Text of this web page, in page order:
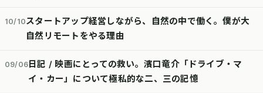
10/10スタートアップ経営しながら、自然の中で働く。僕が大
自然リモートをやる理由
09/06日記 / 映画にとっての救い。濱口竜介「ドライブ・マ
イ・カー」について極私的な二、三の記憶